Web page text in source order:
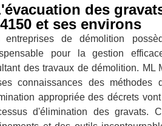
des
et ses environs
entreprises de démolition
pour la gestion
des travaux de démolition. ML
connaissances des méthodes
appropriée des décrets
d'élimination des gravats.